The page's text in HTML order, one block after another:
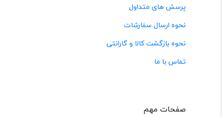
پرسش های متداول
نحوه ارسال سفارشات
نحوه بازگشت کالا و گارانتی
تماس با ما
صفحات مهم